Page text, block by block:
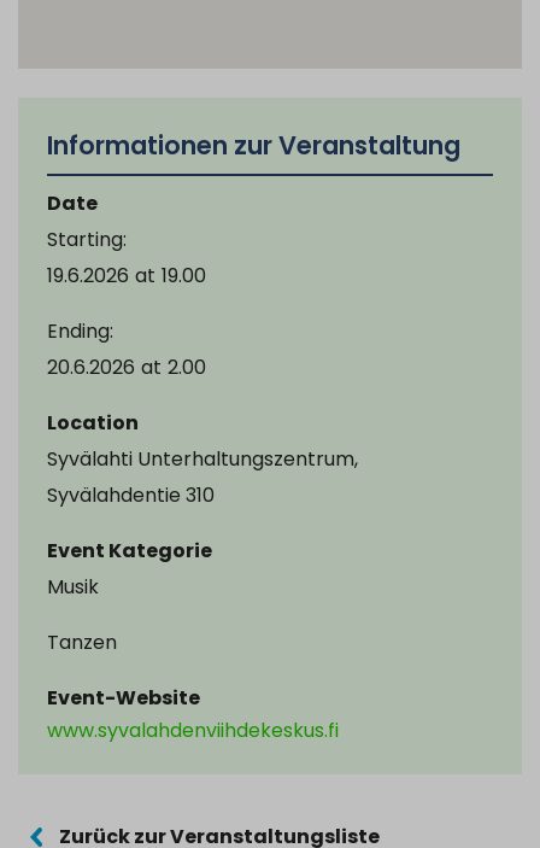
Informationen zur Veranstaltung
Date
Starting:
19.6.2026 at 19.00
Ending:
20.6.2026 at 2.00
Location
Syvälahti Unterhaltungszentrum,
Syvälahdentie 310
Event Kategorie
Musik
Tanzen
Event-Website
www.syvalahdenviihdekeskus.fi
Zurück zur Veranstaltungsliste